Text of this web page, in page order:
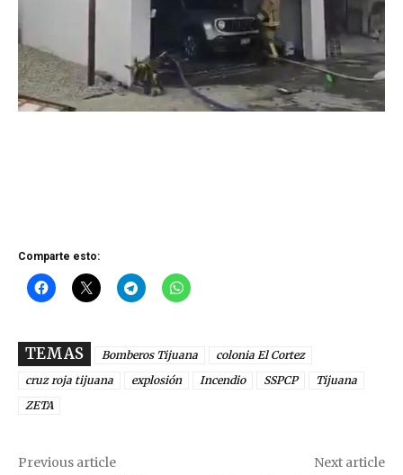
Comparte esto:
TEMAS Bomberos Tijuana
colonia El Cortez
cruz roja tijuana
explosión Incendio SSPCP
Tijuana
ZETA
Previous article Next article